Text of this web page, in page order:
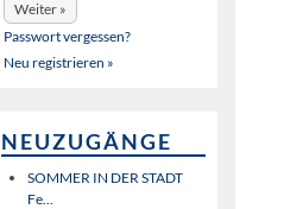
Passwort vergessen?
Neu registrieren »
NEUZUGÄNGE
SOMMER IN DER STADT
Fe...